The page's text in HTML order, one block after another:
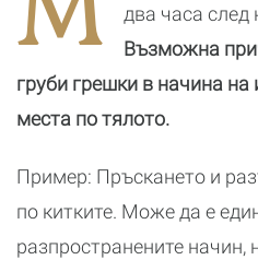
два часа след
Възможна
груби грешки в начина на
места по тялото.
Пример: Пръскането и
по китките. Може да е
разпространените начин,